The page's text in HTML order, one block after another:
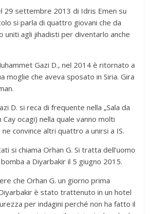
29 settembre 2013 di Idris Emen su
si parla di quattro giovani che da
uniti agli jihadisti per diventarlo anche
Gazi D., nel 2014 è ritornato a
moglie che aveva sposato in Siria. Gira
D. si reca di frequente nella „Sala da
Cay ocagi) nella quale vanno molti
ne convince altri quattro a unirsi a IS.
si chiama Orhan G. Si tratta dell’uomo
a Diyarbakir il 5 giugno 2015.
che Orhan G. un giorno prima
è stato trattenuto in un hotel
per indagini perché non ha fatto il